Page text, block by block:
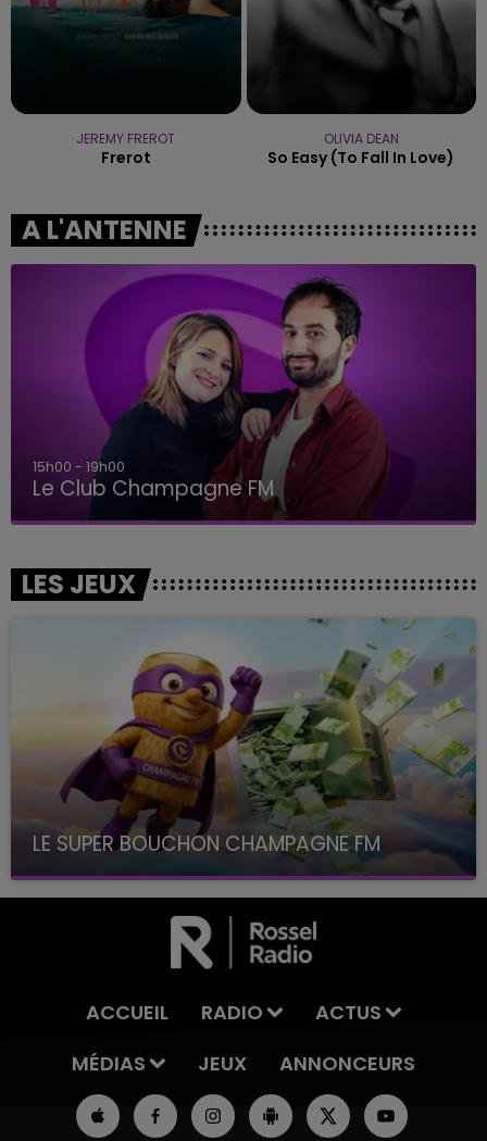
JEREMY FREROT
Frerot
OLIVIA DEAN
So Easy (to Fall In Love)
A L'ANTENNE
15h00 - 19h00
Le Club Champagne FM
LES JEUX
LE SUPER BOUCHON CHAMPAGNE FM
avec La Famille Champagne FM, à 8H10
ACCUEIL RADIO
ACTUS
MÉDIAS
JEUX ANNONCEURS